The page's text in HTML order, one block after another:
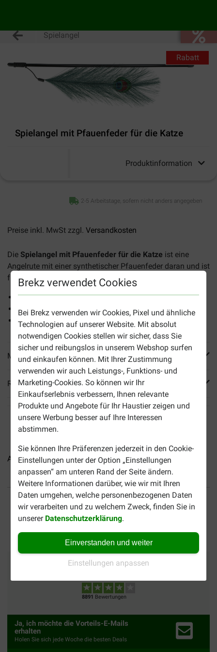
Brekz verwendet Cookies
Bei Brekz verwenden wir Cookies, Pixel und ähnliche
Technologien auf unserer Website. Mit absolut
notwendigen Cookies stellen wir sicher, dass Sie
sicher und reibungslos in unserem Webshop surfen
und einkaufen können. Mit Ihrer Zustimmung
verwenden wir auch Leistungs-, Funktions- und
Marketing-Cookies. So können wir Ihr
Einkaufserlebnis verbessern, Ihnen relevante
Produkte und Angebote für Ihr Haustier zeigen und
unsere Werbung besser auf Ihre Interessen
abstimmen.
Sie können Ihre Präferenzen jederzeit in den Cookie-
Einstellungen unter der Option „Einstellungen
anpassen“ am unteren Rand der Seite ändern.
Weitere Informationen darüber, wie wir mit Ihren
Daten umgehen, welche personenbezogenen Daten
wir verarbeiten und zu welchem Zweck, finden Sie in
unserer Datenschutzerklärung.
Einverstanden und weiter
Einstellungen anpassen
Spielangel
Rabatt
Spielangel mit Pfauenfeder für die Katze
Produktinformation
2-5 Arbeitstage, sofern nicht anders angegeben
Preise inkl. MwSt zzgl. Versandkosten
Die Spielangel mit Pfauenfeder für die Katze ist eine
Angelrute mit einer synthetischer Pfauenfeder daran und ist
für jede Katze geeignet.
Fordert zum Spielen heraus
Stundenlanger Spaß
Stimuliert den Jagdinstinkt
Mehr Produktinfos
Reviews
Angelrute mit Kabelball für... Angelrute mit Federn für...
Bis 30% günstiger Sicher bezahlen
Versandkostenfrei ab 69
Vertrauenswürdig
8891 Bewertungen
Ja, ich möchte die Vorteils-E-Mails
erhalten
Holen Sie sich jede Woche die besten Deals